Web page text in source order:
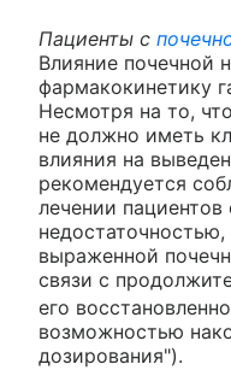
Пациенты с
Влияние почечной
фармакокинетику
Несмотря на то,
не должно иметь
влияния на
рекомендуется
лечении пациентов
выраженной
связи с
его
возможностью
дозирования").